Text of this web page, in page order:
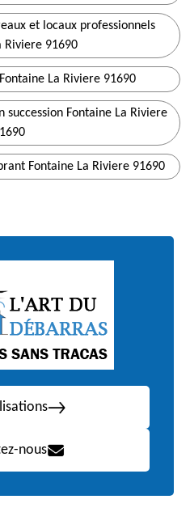
et locaux professionnels
Riviere 91690
La Riviere 91690
succession Fontaine La Riviere
Fontaine La Riviere 91690
nous